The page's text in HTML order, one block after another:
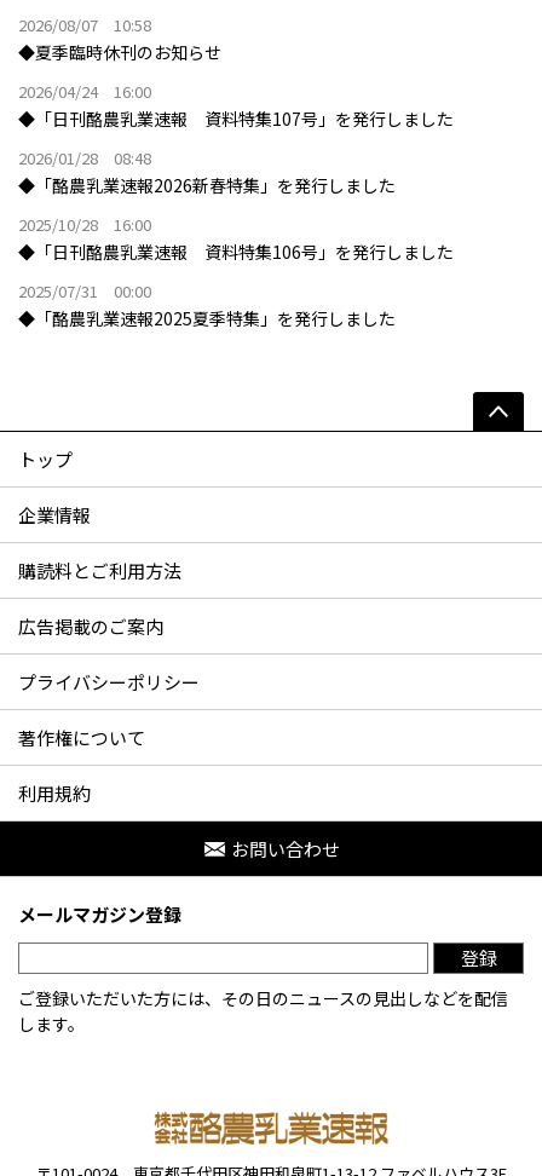
2026/08/07 10:58
◆夏季臨時休刊のお知らせ
2026/04/24 16:00
◆「日刊酪農乳業速報 資料特集107号」を発行しました
2026/01/28 08:48
◆「酪農乳業速報2026新春特集」を発行しました
2025/10/28 16:00
◆「日刊酪農乳業速報 資料特集106号」を発行しました
2025/07/31 00:00
◆「酪農乳業速報2025夏季特集」を発行しました
トップ
企業情報
購読料とご利用方法
広告掲載のご案内
プライバシーポリシー
著作権について
利用規約
お問い合わせ
メールマガジン登録
登録
ご登録いただいた方には、その日のニュースの見出しなどを配信
します。